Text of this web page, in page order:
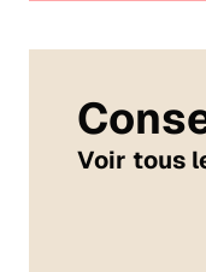
Voir tous